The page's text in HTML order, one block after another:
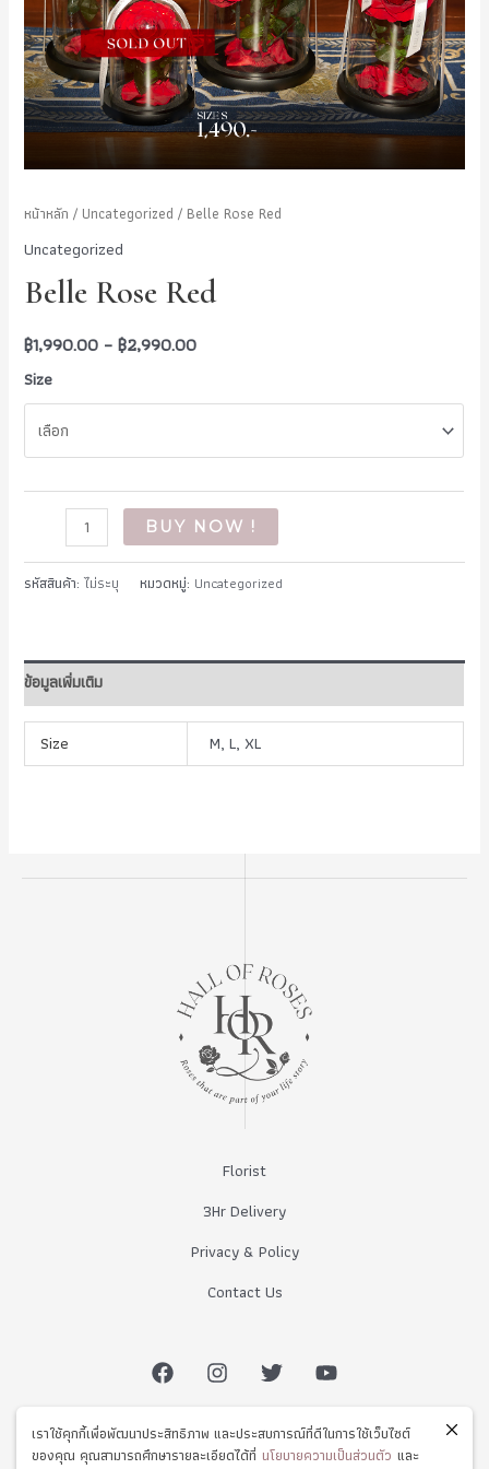
หน้าหลัก / Uncategorized / Belle Rose Red
Uncategorized
Belle Rose Red
฿1,990.00 –฿2,990.00
Size
Rose
BUY NOW !
รหัสสินค้า:ไม่ระบุ หมวดหมู่: Uncategorized
ข้อมูลเพิ่มเติม
Size M, L, XL
Florist
3Hr Delivery
Privacy & Policy
Contact Us
เราใช้คุกกี้เพื่อพัฒนาประสิทธิภาพ และประสบการณ์ที่ดีในการใช้เว็บไซต์
ของคุณ คุณสามารถศึกษารายละเอียดได้ที่ นโยบายความเป็นส่วนตัว และ